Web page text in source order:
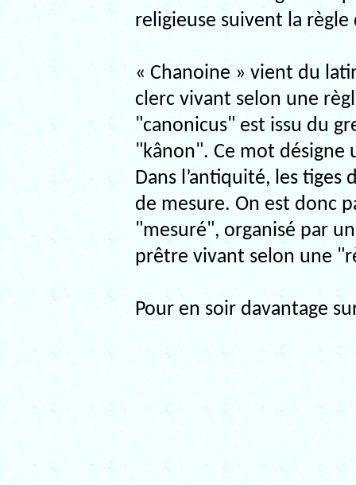
religieuse suivent la
« Chanoine » vient du
clerc vivant selon une
"canonicus" est issu du
"kânon". Ce mot désigne
Dans l’antiquité, les
de mesure. On est donc
"mesuré", organisé par
prêtre vivant selon une
Pour en soir davantage